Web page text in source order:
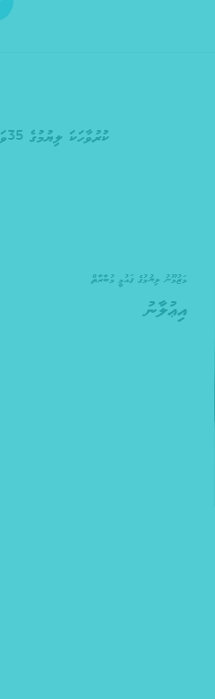
ކުރުވާހަކަ ލިޔުމުގެ 35ވަނަ ގައުމީ މުބާރާތް 2023
މަޒުމޫނު ލިޔުމުގެ ޤައުމީ މުބާރާތް
އިޢުލާނު